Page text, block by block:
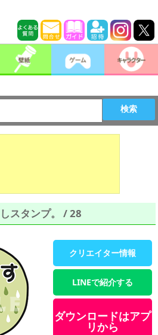
検索
スタンプ。 / 28
クリエイター情報
LINEで紹介する
ダウンロードはアプ
リから